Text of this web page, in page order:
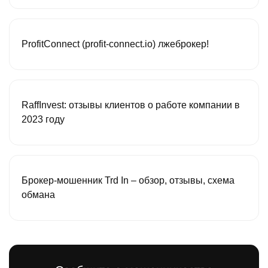
ProfitConnect (profit-connect.io) лжеброкер!
RaffInvest: отзывы клиентов о работе компании в
2023 году
Брокер-мошенник Trd In – обзор, отзывы, схема
обмана